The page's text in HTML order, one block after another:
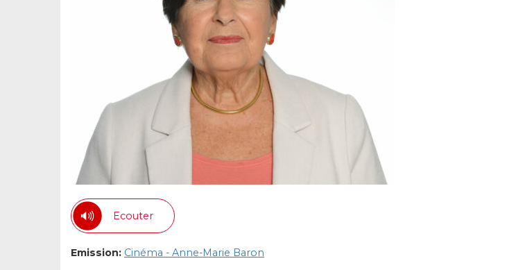
Ecouter
Emission: Cinéma - Anne-Marie Baron